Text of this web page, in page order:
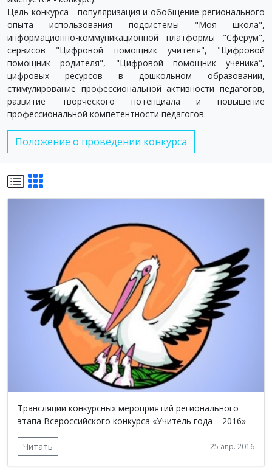
Цель конкурса - популяризация и обобщение регионального
опыта использования подсистемы "Моя школа",
информационно-коммуникационной платформы "Сферум",
сервисов "Цифровой помощник учителя", "Цифровой
помощник родителя", "Цифровой помощник ученика",
цифровых ресурсов в дошкольном образовании,
стимулирование профессиональной активности педагогов,
развитие творческого потенциала и повышение
профессиональной компетентности педагогов.
Положение о проведении конкурса
Трансляции конкурсных мероприятий регионального
этапа Всероссийского конкурса «Учитель года – 2016»
Читать 25 апр. 2016